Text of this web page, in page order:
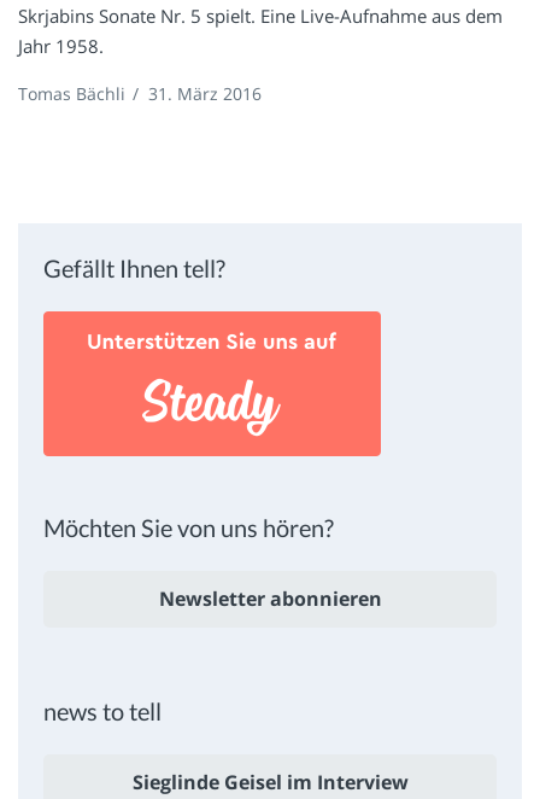
Skrjabins Sonate Nr. 5 spielt. Eine Live-Aufnahme aus dem
Jahr 1958.
Tomas Bächli / 31. März 2016
Gefällt Ihnen tell?
Möchten Sie von uns hören?
Newsletter abonnieren
news to tell
Sieglinde Geisel im Interview